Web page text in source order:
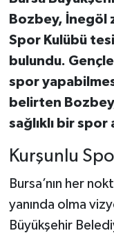
Bozbey, İnegöl
Spor Kulübü
bulundu.
spor
belirten
sağlıklı bir spor
Kurşunlu
Bursa’nın her
yanında olma
Büyükşehir